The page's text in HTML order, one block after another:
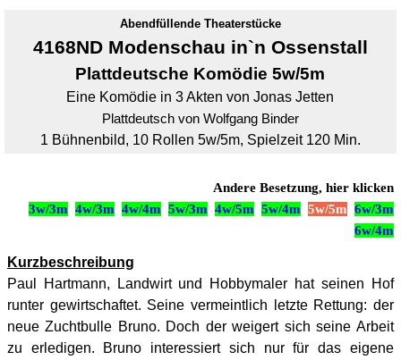
Abendfüllende Theaterstücke
4168ND Modenschau in`n Ossenstall
Plattdeutsche Komödie 5w/5m
Eine Komödie in 3 Akten von Jonas Jetten
Plattdeutsch von Wolfgang Binder
1 Bühnenbild, 10 Rollen 5w/5m, Spielzeit 120 Min.
Andere Besetzung, hier klicken
3w/3m 4w/3m 4w/4m 5w/3m 4w/5m 5w/4m 5w/5m 6w/3m
6w/4m
Kurzbeschreibung
Paul Hartmann, Landwirt und Hobbymaler hat seinen Hof
runter gewirtschaftet. Seine vermeintlich letzte Rettung: der
neue Zuchtbulle Bruno. Doch der weigert sich seine Arbeit
zu erledigen. Bruno interessiert sich nur für das eigene